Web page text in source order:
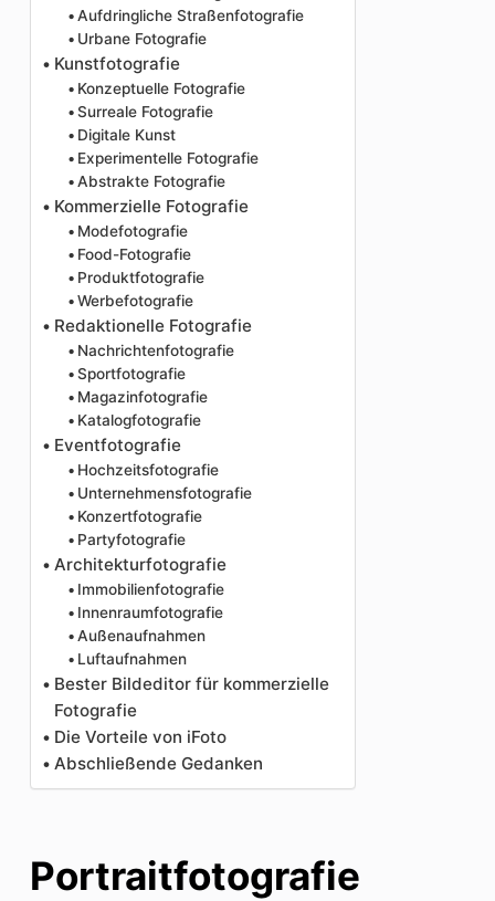
Aufdringliche Straßenfotografie
Urbane Fotografie
Kunstfotografie
Konzeptuelle Fotografie
Surreale Fotografie
Digitale Kunst
Experimentelle Fotografie
Abstrakte Fotografie
Kommerzielle Fotografie
Modefotografie
Food-Fotografie
Produktfotografie
Werbefotografie
Redaktionelle Fotografie
Nachrichtenfotografie
Sportfotografie
Magazinfotografie
Katalogfotografie
Eventfotografie
Hochzeitsfotografie
Unternehmensfotografie
Konzertfotografie
Partyfotografie
Architekturfotografie
Immobilienfotografie
Innenraumfotografie
Außenaufnahmen
Luftaufnahmen
Bester Bildeditor für kommerzielle
Fotografie
Die Vorteile von iFoto
Abschließende Gedanken
Portraitfotografie